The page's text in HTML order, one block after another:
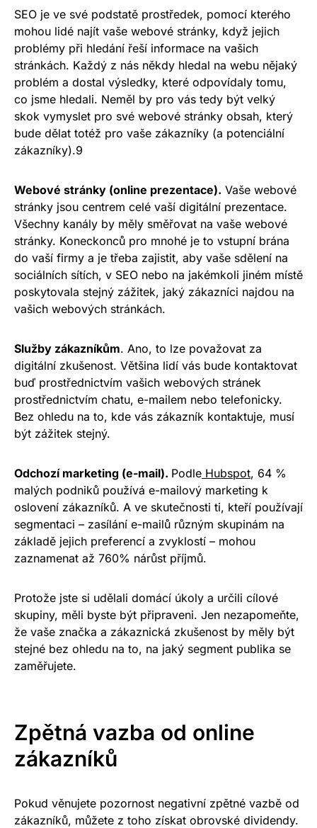
SEO je ve své podstatě prostředek, pomocí kterého
mohou lidé najít vaše webové stránky, když jejich
problémy při hledání řeší informace na vašich
stránkách. Každý z nás někdy hledal na webu nějaký
problém a dostal výsledky, které odpovídaly tomu,
co jsme hledali. Neměl by pro vás tedy být velký
skok vymyslet pro své webové stránky obsah, který
bude dělat totéž pro vaše zákazníky (a potenciální
zákazníky).9
Webové stránky (online prezentace). Vaše webové
stránky jsou centrem celé vaší digitální prezentace.
Všechny kanály by měly směřovat na vaše webové
stránky. Koneckonců pro mnohé je to vstupní brána
do vaší firmy a je třeba zajistit, aby vaše sdělení na
sociálních sítích, v SEO nebo na jakémkoli jiném místě
poskytovala stejný zážitek, jaký zákazníci najdou na
vašich webových stránkách.
Služby zákazníkům. Ano, to lze považovat za
digitální zkušenost. Většina lidí vás bude kontaktovat
buď prostřednictvím vašich webových stránek
prostřednictvím chatu, e-mailem nebo telefonicky.
Bez ohledu na to, kde vás zákazník kontaktuje, musí
být zážitek stejný.
Odchozí marketing (e-mail). Podle Hubspot, 64 %
malých podniků používá e-mailový marketing k
oslovení zákazníků. A ve skutečnosti ti, kteří používají
segmentaci – zasílání e-mailů různým skupinám na
základě jejich preferencí a zvyklostí – mohou
zaznamenat až 760% nárůst příjmů.
Protože jste si udělali domácí úkoly a určili cílové
skupiny, měli byste být připraveni. Jen nezapomeňte,
že vaše značka a zákaznická zkušenost by měly být
stejné bez ohledu na to, na jaký segment publika se
zaměřujete.
Zpětná vazba od online
zákazníků
Pokud věnujete pozornost negativní zpětné vazbě od
zákazníků, můžete z toho získat obrovské dividendy.